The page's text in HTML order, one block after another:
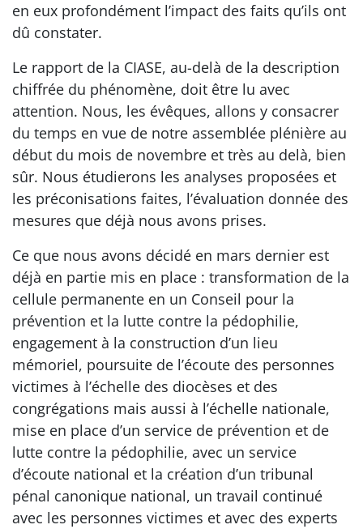
en eux profondément l’impact des faits qu’ils ont
dû constater.
Le rapport de la CIASE, au-delà de la description
chiffrée du phénomène, doit être lu avec
attention. Nous, les évêques, allons y consacrer
du temps en vue de notre assemblée plénière au
début du mois de novembre et très au delà, bien
sûr. Nous étudierons les analyses proposées et
les préconisations faites, l’évaluation donnée des
mesures que déjà nous avons prises.
Ce que nous avons décidé en mars dernier est
déjà en partie mis en place : transformation de la
cellule permanente en un Conseil pour la
prévention et la lutte contre la pédophilie,
engagement à la construction d’un lieu
mémoriel, poursuite de l’écoute des personnes
victimes à l’échelle des diocèses et des
congrégations mais aussi à l’échelle nationale,
mise en place d’un service de prévention et de
lutte contre la pédophilie, avec un service
d’écoute national et la création d’un tribunal
pénal canonique national, un travail continué
avec les personnes victimes et avec des experts